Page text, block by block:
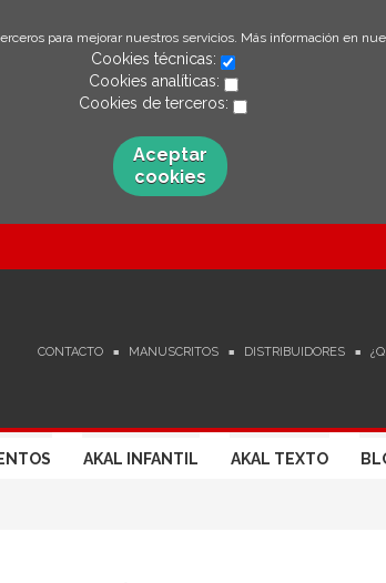
para mejorar nuestros servicios. Más información en
Cookies técnicas:
Cookies analíticas:
Cookies de terceros:
Aceptar
cookies
CONTACTO MANUSCRITOS DISTRIBUIDORES
AKAL INFANTIL AKAL TEXTO